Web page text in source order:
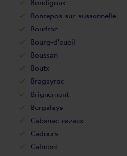
Bondigoux
Bonrepos-sur-aussonnelle
Boudrac
Bourg-d'oueil
Boussan
Boutx
Bragayrac
Brignemont
Burgalays
Cabanac-cazaux
Cadours
Calmont